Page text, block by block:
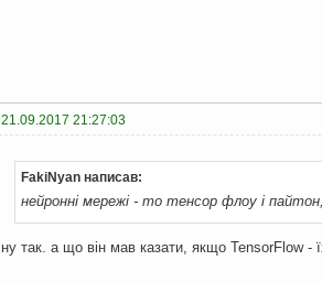
21.09.2017 21:27:03
FakiNyan написав:
нейронні мережі - то тенсор флоу і
ну так. а що він мав казати, якщо TensorFlow -